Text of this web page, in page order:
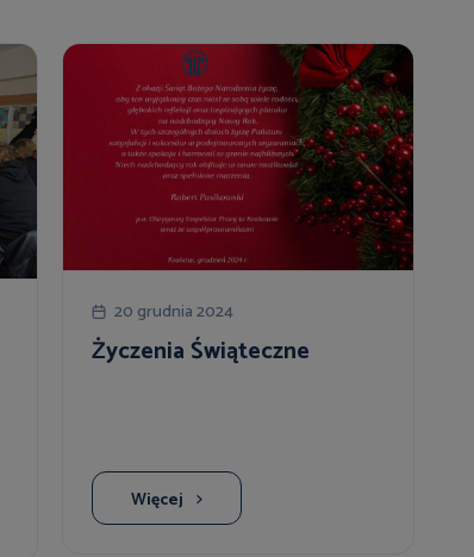
20 grudnia 2024
Życzenia Świąteczne
Więcej